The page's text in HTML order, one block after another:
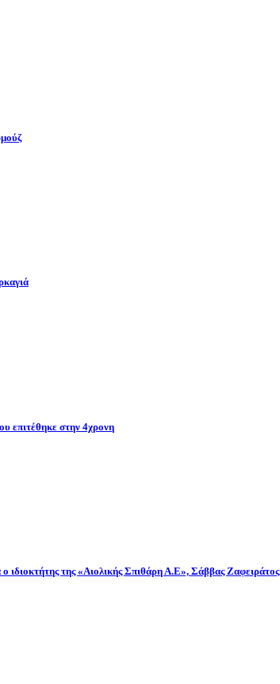
επιτέθηκε στην 4χρονη
ιδιοκτήτης της «Αιολικής Σπιθάρη Α.Ε», Σάββας Ζαφειράτος